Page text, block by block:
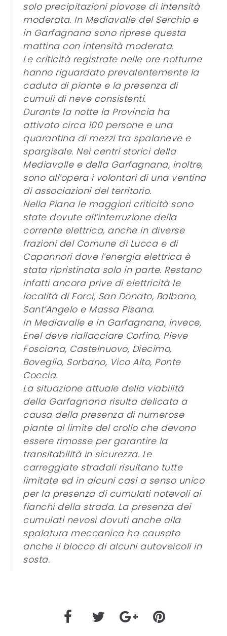
solo precipitazioni piovose di intensità
moderata. In Mediavalle del Serchio e
in Garfagnana sono riprese questa
mattina con intensità moderata.
Le criticità registrate nelle ore notturne
hanno riguardato prevalentemente la
caduta di piante e la presenza di
cumuli di neve consistenti.
Durante la notte la Provincia ha
attivato circa 100 persone e una
quarantina di mezzi tra spalaneve e
spargisale. Nei centri storici della
Mediavalle e della Garfagnana, inoltre,
sono all’opera i volontari di una ventina
di associazioni del territorio.
Nella Piana le maggiori criticità sono
state dovute all’interruzione della
corrente elettrica, anche in diverse
frazioni del Comune di Lucca e di
Capannori dove l’energia elettrica è
stata ripristinata solo in parte. Restano
infatti ancora prive di elettricità le
località di Forci, San Donato, Balbano,
Sant’Angelo e Massa Pisana.
In Mediavalle e in Garfagnana, invece,
Enel deve riallacciare Corfino, Pieve
Fosciana, Castelnuovo, Diecimo,
Boveglio, Sorbano, Vico Alto, Ponte
Coccia.
La situazione attuale della viabilità
della Garfagnana risulta delicata a
causa della presenza di numerose
piante al limite del crollo che devono
essere rimosse per garantire la
transitabilità in sicurezza. Le
carreggiate stradali risultano tutte
limitate ed in alcuni casi a senso unico
per la presenza di cumulati notevoli ai
fianchi della strada. La presenza dei
cumulati nevosi dovuti anche alla
spalatura meccanica ha causato
anche il blocco di alcuni autoveicoli in
sosta.